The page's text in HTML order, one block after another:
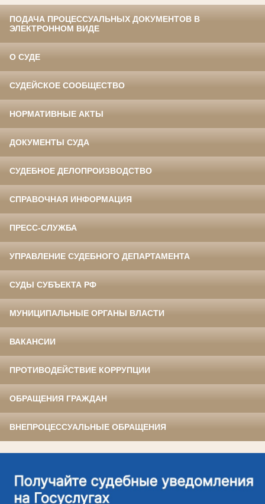
ПОДАЧА ПРОЦЕССУАЛЬНЫХ ДОКУМЕНТОВ В
ЭЛЕКТРОННОМ ВИДЕ
О СУДЕ
СУДЕЙСКОЕ СООБЩЕСТВО
НОРМАТИВНЫЕ АКТЫ
ДОКУМЕНТЫ СУДА
СУДЕБНОЕ ДЕЛОПРОИЗВОДСТВО
СПРАВОЧНАЯ ИНФОРМАЦИЯ
ПРЕСС-СЛУЖБА
УПРАВЛЕНИЕ СУДЕБНОГО ДЕПАРТАМЕНТА
СУДЫ СУБЪЕКТА РФ
МУНИЦИПАЛЬНЫЕ ОРГАНЫ ВЛАСТИ
ВАКАНСИИ
ПРОТИВОДЕЙСТВИЕ КОРРУПЦИИ
ОБРАЩЕНИЯ ГРАЖДАН
ВНЕПРОЦЕССУАЛЬНЫЕ ОБРАЩЕНИЯ